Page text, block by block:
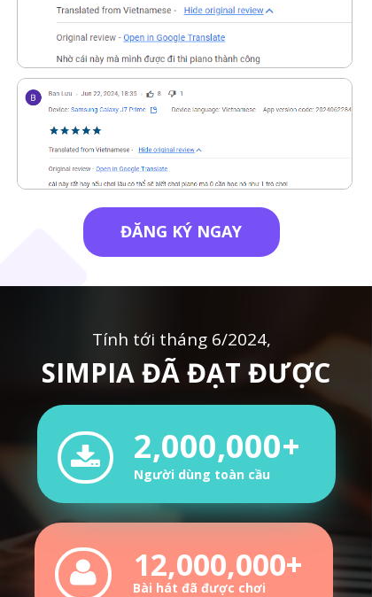
ĐĂNG KÝ NGAY
SIMPIA ĐÃ ĐẠT ĐƯỢC
Bài hát đã được chơi
12,000,000+
2,000,000+
Người dùng toàn cầu
Tính tới tháng 6/2024,